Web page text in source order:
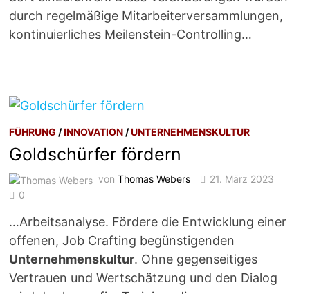
durch regelmäßige Mitarbeiterversammlungen,
kontinuierliches Meilenstein-Controlling…
FÜHRUNG /INNOVATION /UNTERNEHMENSKULTUR
Goldschürfer fördern
vonThomas Webers
21. März 2023
0
…Arbeitsanalyse. Fördere die Entwicklung einer
offenen, Job Crafting begünstigenden
Unternehmenskultur. Ohne gegenseitiges
Vertrauen und Wertschätzung und den Dialog